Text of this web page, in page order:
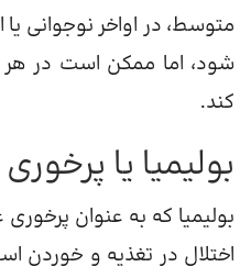
شود، اما ممکن است در هر
کند.
بولیمیا یا
بولیمیا که به عنوان
اختلال در تغذیه و خوردن